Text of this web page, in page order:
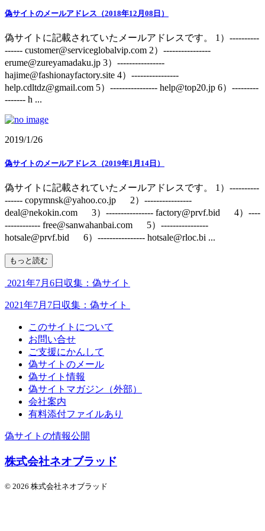
偽サイトのメールアドレス（2018年12月08日）
偽サイトに記載されていたメールアドレスです。 1）----------
------ customer@serviceglobalvip.com 2）----------------
erume@zureyamadaku.jp 3）----------------
hajime@fashionayfactory.site 4）----------------
help.cdltdz@gmail.com 5）---------------- help@top20.jp 6）---------
------- h ...
2019/1/26
偽サイトのメールアドレス（2019年1月14日）
偽サイトに記載されていたメールアドレスです。 1）----------
------ copymnsk@yahoo.co.jp 2）----------------
deal@nekokin.com 3）---------------- factory@prvf.bid 4）----
------------ free@sanwahanbai.com 5）----------------
hotsale@prvf.bid 6）---------------- hotsale@rloc.bi ...
もっと読む
2021年7月6日収集：偽サイト
2021年7月7日収集：偽サイト
このサイトについて
お問い合せ
ご支援にかんして
偽サイトのメール
偽サイト情報
偽サイトマガジン（外部）
会社案内
有料添付ファイルあり
偽サイトの情報公開
株式会社ネオブラッド
© 2026 株式会社ネオブラッド